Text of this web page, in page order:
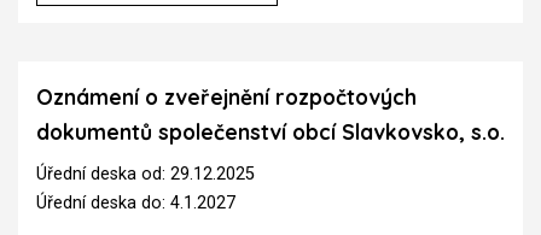
Oznámení o zveřejnění rozpočtových
dokumentů společenství obcí Slavkovsko, s.o.
Úřední deska od: 29.12.2025
Úřední deska do: 4.1.2027